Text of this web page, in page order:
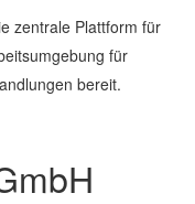
zentrale Plattform für
für
bereit.